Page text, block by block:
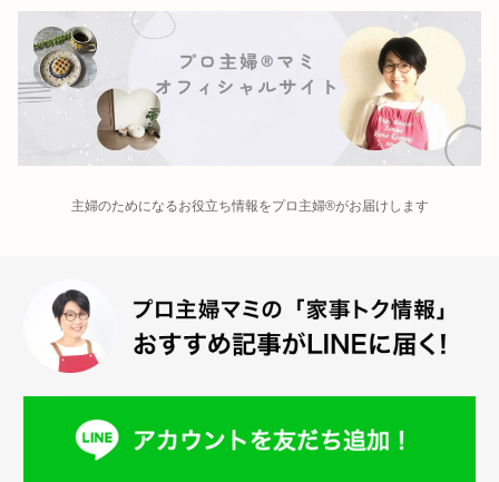
主婦のためになるお役立ち情報をプロ主婦®がお届けします